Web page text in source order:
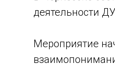
деятельности
Мероприятие